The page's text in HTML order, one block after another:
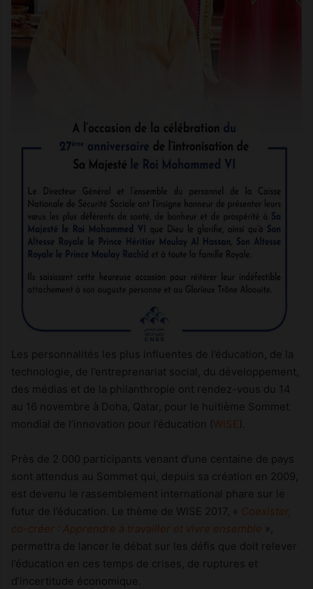
Les personnalités les plus influentes de l’éducation, de la
technologie, de l’entreprenariat social, du développement,
des médias et de la philanthropie ont rendez-vous du 14
au 16 novembre à Doha, Qatar, pour le huitième Sommet
mondial de l’innovation pour l’éducation (WISE
Près de 2 000 participants venant d’une centaine de pays
sont attendus au Sommet qui, depuis sa création en 2009,
est devenu le rassemblement international phare sur le
futur de l’éducation. Le thème de WISE 2017, « Coexister,
co-créer : Apprendre à travailler et vivre ensemble »,
permettra de lancer le débat sur les défis que doit relever
l’éducation en ces temps de crises, de ruptures et
d’incertitude économique.